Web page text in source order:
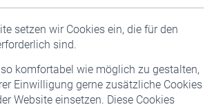
setzen wir Cookies ein, die für den
sind.
komfortabel wie möglich zu gestalten,
Einwilligung gerne zusätzliche Cookies
Website einsetzen. Diese Cookies